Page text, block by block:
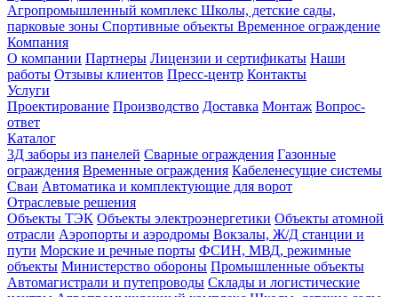
Агропромышленный комплекс Школы, детские сады,
парковые зоны Спортивные объекты Временное ограждение
Компания
О компании Партнеры Лицензии и сертификаты Наши
работы Отзывы клиентов Пресс-центр Контакты
Услуги
Проектирование Производство Доставка Монтаж Вопрос-
ответ
Каталог
3Д заборы из панелей Сварные ограждения Газонные
ограждения Временные ограждения Кабеленесущие системы
Cваи Автоматика и комплектующие для ворот
Отраслевые решения
Объекты ТЭК Объекты электроэнергетики Объекты атомной
отрасли Аэропорты и аэродромы Вокзалы, Ж/Д станции и
пути Морские и речные порты ФСИН, МВД, режимные
объекты Министерство обороны Промышленные объекты
Автомагистрали и путепроводы Склады и логистические